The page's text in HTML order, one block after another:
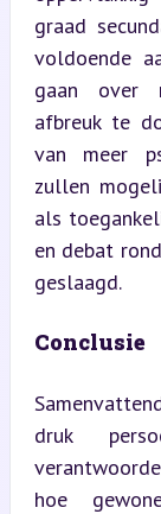
graad
voldoende
gaan over
afbreuk te
van meer
zullen
als
en debat
geslaagd.
Conclusie
druk
hoe